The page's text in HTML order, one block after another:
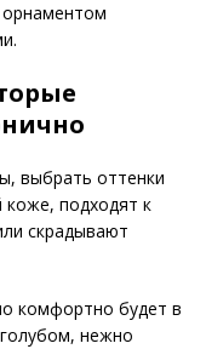
орнаментом
выбрать оттенки
подходят к
скрадывают
комфортно будет в
нежно